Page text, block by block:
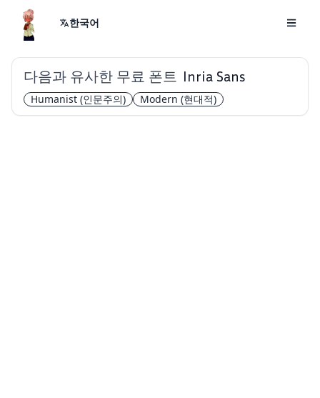
한국어
다음과 유사한 무료 폰트 Inria Sans
Humanist (인문주의) Modern (현대적)